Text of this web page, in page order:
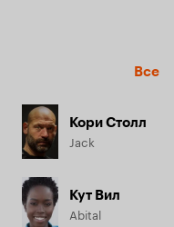
Все
Кори Столл
Jack
Кут Вил
Abital